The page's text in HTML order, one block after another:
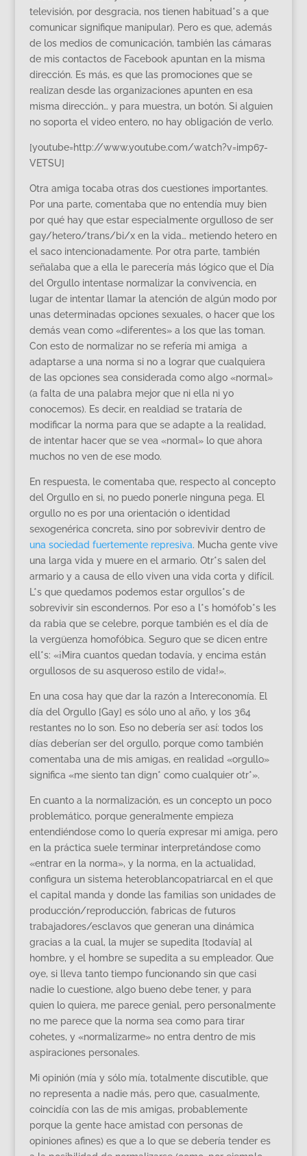
televisión, por desgracia, nos tienen habituad*s a que
comunicar signifique manipular). Pero es que, además
de los medios de comunicación, también las cámaras
de mis contactos de Facebook apuntan en la misma
dirección. Es más, es que las promociones que se
realizan desde las organizaciones apunten en esa
misma dirección… y para muestra, un botón. Si alguien
no soporta el video entero, no hay obligación de verlo.
[youtube=http://www.youtube.com/watch?v=imp67-
VETSU]
Otra amiga tocaba otras dos cuestiones importantes.
Por una parte, comentaba que no entendía muy bien
por qué hay que estar especialmente orgulloso de ser
gay/hetero/trans/bi/x en la vida… metiendo hetero en
el saco intencionadamente. Por otra parte, también
señalaba que a ella le parecería más lógico que el Día
del Orgullo intentase normalizar la convivencia, en
lugar de intentar llamar la atención de algún modo por
unas determinadas opciones sexuales, o hacer que los
demás vean como «diferentes» a los que las toman.
Con esto de normalizar no se refería mi amiga a
adaptarse a una norma si no a lograr que cualquiera
de las opciones sea considerada como algo «normal»
(a falta de una palabra mejor que ni ella ni yo
conocemos). Es decir, en realdiad se trataría de
modificar la norma para que se adapte a la realidad,
de intentar hacer que se vea «normal» lo que ahora
muchos no ven de ese modo.
En respuesta, le comentaba que, respecto al concepto
del Orgullo en si, no puedo ponerle ninguna pega. El
orgullo no es por una orientación o identidad
sexogenérica concreta, sino por sobrevivir dentro de
una sociedad fuertemente represiva. Mucha gente vive
una larga vida y muere en el armario. Otr*s salen del
armario y a causa de ello viven una vida corta y difícil.
L*s que quedamos podemos estar orgullos*s de
sobrevivir sin escondernos. Por eso a l*s homófob*s les
da rabia que se celebre, porque también es el día de
la vergüenza homofóbica. Seguro que se dicen entre
ell*s: «¡Mira cuantos quedan todavía, y encima están
orgullosos de su asqueroso estilo de vida!».
En una cosa hay que dar la razón a Intereconomía. El
día del Orgullo [Gay] es sólo uno al año, y los 364
restantes no lo son. Eso no debería ser así: todos los
días deberían ser del orgullo, porque como también
comentaba una de mis amigas, en realidad «orgullo»
significa «me siento tan dign* como cualquier otr*».
En cuanto a la normalización, es un concepto un poco
problemático, porque generalmente empieza
entendiéndose como lo quería expresar mi amiga, pero
en la práctica suele terminar interpretándose como
«entrar en la norma», y la norma, en la actualidad,
configura un sistema heteroblancopatriarcal en el que
el capital manda y donde las familias son unidades de
producción/reproducción, fabricas de futuros
trabajadores/esclavos que generan una dinámica
gracias a la cual, la mujer se supedita [todavía] al
hombre, y el hombre se supedita a su empleador. Que
oye, si lleva tanto tiempo funcionando sin que casi
nadie lo cuestione, algo bueno debe tener, y para
quien lo quiera, me parece genial, pero personalmente
no me parece que la norma sea como para tirar
cohetes, y «normalizarme» no entra dentro de mis
aspiraciones personales.
Mi opinión (mía y sólo mía, totalmente discutible, que
no representa a nadie más, pero que, casualmente,
coincidía con las de mis amigas, probablemente
porque la gente hace amistad con personas de
opiniones afines) es que a lo que se debería tender es